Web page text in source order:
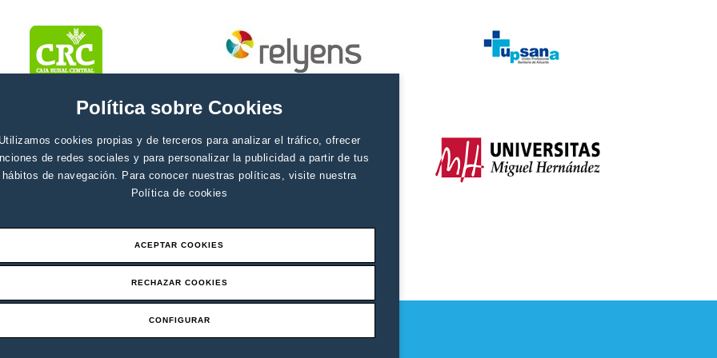
Política sobre Cookies
cookies propias y de terceros para analizar el tráfico, ofrecer
de redes sociales y para personalizar la publicidad a partir de tus
hábitos de navegación. Para conocer nuestras políticas, visite nuestra
Política de cookies
ACEPTAR COOKIES
RECHAZAR COOKIES
CONFIGURAR
Aviso legal Canal de denucias